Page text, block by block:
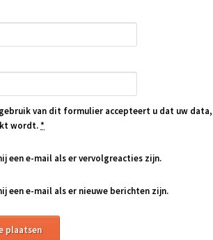
van dit formulier accepteert u dat uw
wordt.*
een e-mail als er vervolgreacties zijn.
een e-mail als er nieuwe berichten zijn.